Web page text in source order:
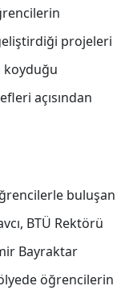
geliştirdiği projeleri
koyduğu
açısından
buluşan
BTÜ Rektörü
Bayraktar
öğrencilerin